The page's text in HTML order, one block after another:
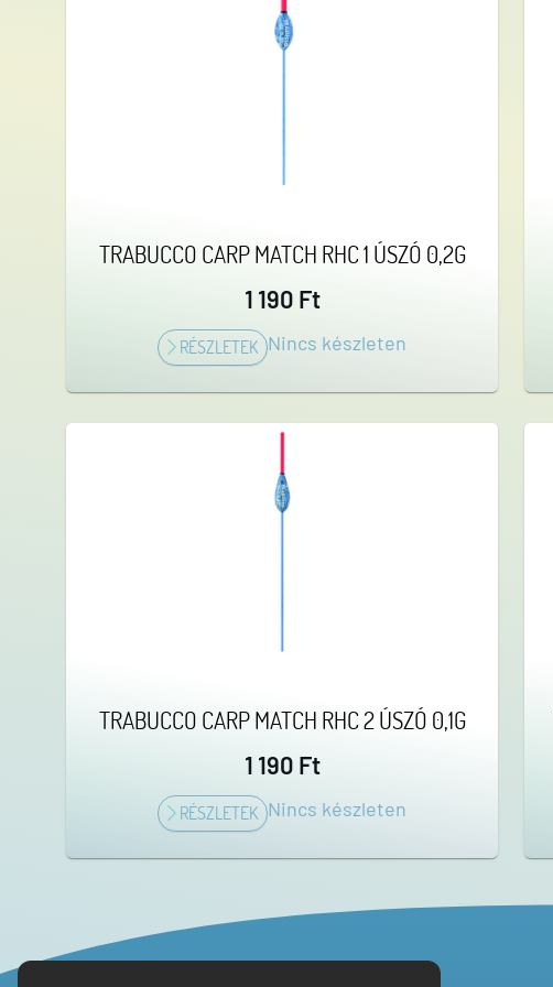
TRABUCCO CARP MATCH RHC 1 ÚSZÓ 0,2G
1 190 Ft
RÉSZLETEK Nincs készleten
TRABUCCO CARP MATCH RHC 2 ÚSZÓ 0,1G
1 190 Ft
RÉSZLETEK Nincs készleten